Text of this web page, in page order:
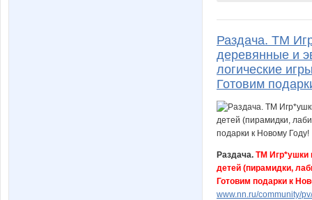
Раздача. ТМ
деревянные и
логические
Готовим
Раздача. ТМ Игр*ушки
детей (пирамидки,
Готовим подарки к
www.nn.ru/community/